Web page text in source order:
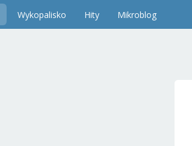
Wykopalisko Hity Mikroblog